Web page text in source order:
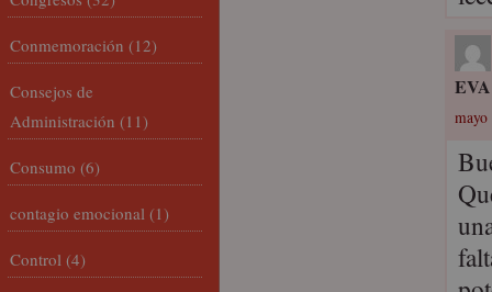
mayo
Conmemoración (12)
Consejos de
Administración (11)
Consumo (6)
contagio emocional (1)
Control (4)